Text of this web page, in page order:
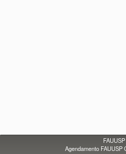
FAUUSP
Agendamento FAUUSP